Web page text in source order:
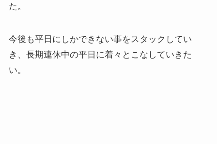
た。
今後も平日にしかできない事をスタックしてい
き、長期連休中の平日に着々とこなしていきた
い。